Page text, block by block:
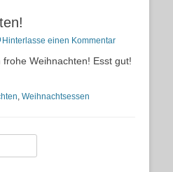
Hinterlasse einen Kommentar
Weihnachten! Esst gut!
, Weihnachtsessen